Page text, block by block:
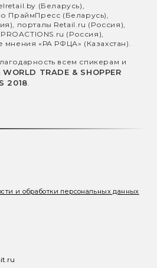
(Беларусь),
ПраймПресс (Беларусь),
порталы Retail.ru (Россия),
(Россия),
мнения «РА РФЦА» (Казахстан).
всем спикерам и
WORLD TRADE & SHOPPER
2018.
и обработки персональных данных